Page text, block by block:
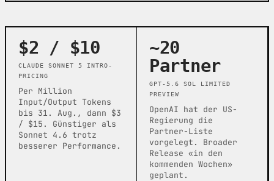
$2 / $10
CLAUDE SONNET 5 INTRO-
PRICING
Per Million
Input/Output Tokens
bis 31. Aug., dann $3
/ $15. Günstiger als
Sonnet 4.6 trotz
besserer Performance.
~20
Partner
GPT-5.6 SOL LIMITED
PREVIEW
OpenAI hat der US-
Regierung die
Partner-Liste
vorgelegt. Broader
Release «in den
kommenden Wochen»
geplant.